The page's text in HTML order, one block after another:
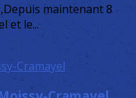
maintenant 8
et le...